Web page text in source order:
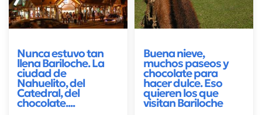
Nunca estuvo tan
llena Bariloche. La
ciudad de
Nahuelito, del
Catedral, del
chocolate....
Buena nieve,
muchos paseos y
chocolate para
hacer dulce. Eso
quieren los que
visitan Bariloche